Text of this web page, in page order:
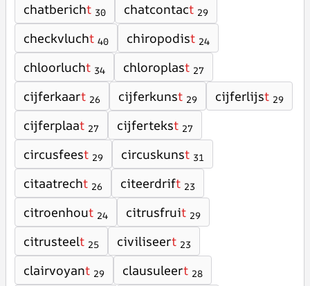
chatbericht 30 chatcontact 29
checkvlucht 40 chiropodist 24
chloorlucht 34 chloroplast 27
cijferkaart 26 cijferkunst 29 cijferlijst 29
cijferplaat 27 cijfertekst 27
circusfeest 29 circuskunst 31
citaatrecht 26 citeerdrift 23
citroenhout 24 citrusfruit 29
citrusteelt 25 civiliseert 23
clairvoyant 29 clausuleert 28